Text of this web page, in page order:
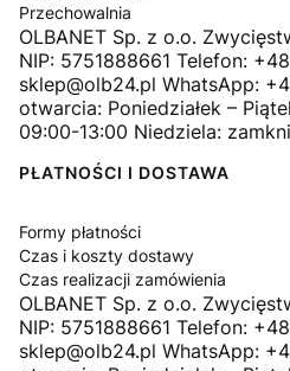
Przechowalnia
OLBANET Sp. z o.o.
NIP: 5751888661 Telefon:
sklep@olb24.pl WhatsApp:
otwarcia: Poniedziałek –
09:00-13:00 Niedziela:
PŁATNOŚCI I DOSTAWA
Formy płatności
Czas i koszty dostawy
Czas realizacji zamówienia
OLBANET Sp. z o.o.
NIP: 5751888661 Telefon:
sklep@olb24.pl WhatsApp: